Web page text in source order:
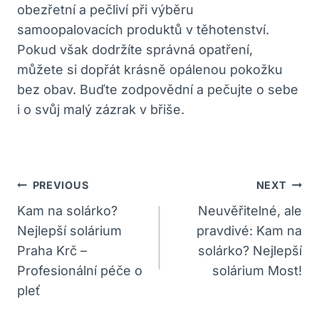
obezřetní a pečliví při výběru
samoopalovacích produktů v těhotenství.
Pokud však dodržíte správná opatření,
můžete si dopřát krásně opálenou pokožku
bez obav. Buďte zodpovědní a pečujte o sebe
i o svůj malý zázrak v břiše.
Navigace
Pro
Příspěvek
PREVIOUS
Kam na solárko?
Nejlepší solárium
Praha Krč –
Profesionální péče o
pleť
NEXT
Neuvěřitelné, ale
pravdivé: Kam na
solárko? Nejlepší
solárium Most!